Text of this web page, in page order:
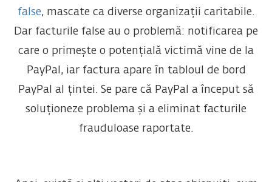
false, mascate ca diverse organizații caritabile.
Dar facturile false au o problemă: notificarea pe
care o primește o potențială victimă vine de la
PayPal, iar factura apare în tabloul de bord
PayPal al țintei. Se pare că PayPal a început să
soluționeze problema și a eliminat facturile
frauduloase raportate.